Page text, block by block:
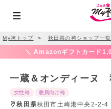
My袴トップ ＞ 秋田県の袴ショップ一覧
＼ Amazonギフトカード
一蔵＆オンディーヌ
女性袴 教員向け袴
秋田県秋田市土崎港中央2-2-4